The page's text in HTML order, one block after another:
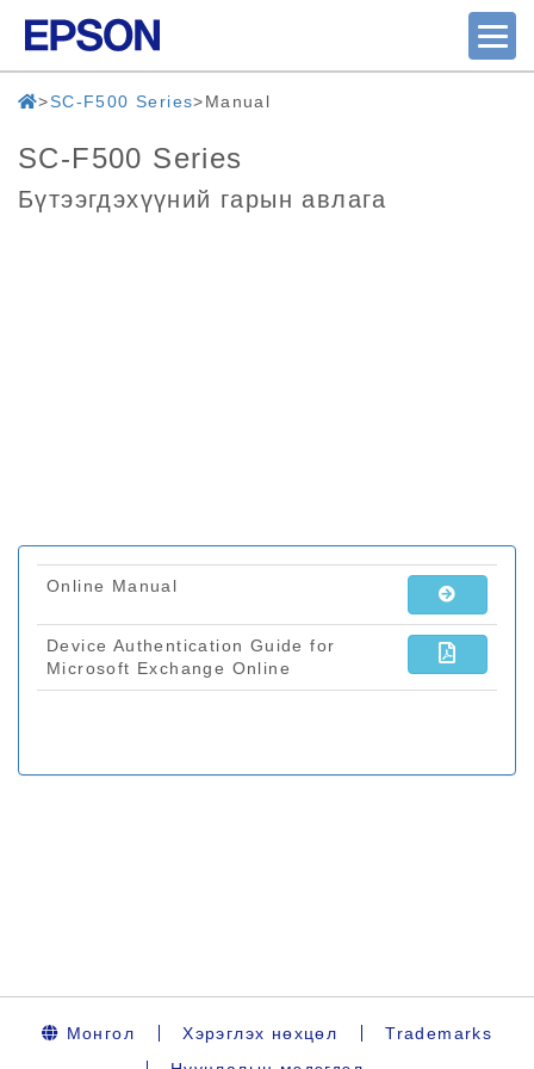
SC-F500 Series Manual
SC-F500 Series
Бүтээгдэхүүний гарын авлага
Монгол Хэрэглэх нөхцөл
Trademarks